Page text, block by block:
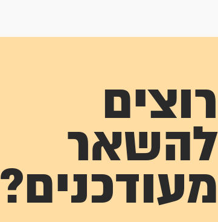
רוצים
להשאר
מעודכנים?